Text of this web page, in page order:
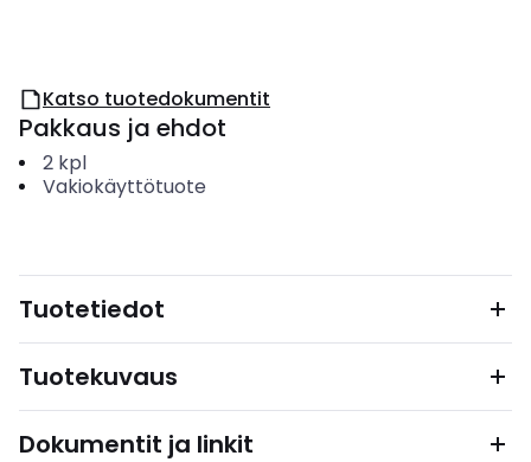
Katso tuotedokumentit
Pakkaus ja ehdot
2 kpl
Vakiokäyttötuote
Tuotetiedot
Tuotekuvaus
Dokumentit ja linkit